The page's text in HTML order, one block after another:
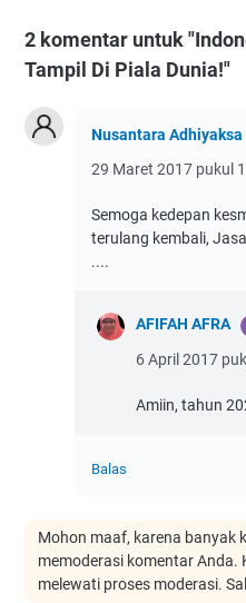
2 komentar untuk
Tampil Di Piala Dunia!"
Nusantara Adhiyaksa
29 Maret 2017 pukul
Semoga kedepan
terulang kembali,
....
AFIFAH AFRA
6 April 2017
Amiin, tahun
Balas
Mohon maaf, karena banyak
memoderasi komentar Anda.
melewati proses moderasi.